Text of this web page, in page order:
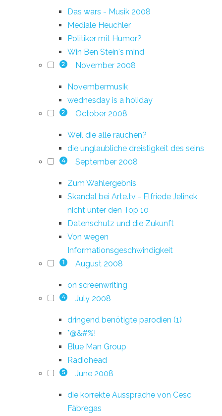
Das wars - Musik 2008
Mediale Heuchler
Politiker mit Humor?
Win Ben Stein's mind
2 November 2008
Novembermusik
wednesday is a holiday
2 October 2008
Weil die alle rauchen?
die unglaubliche dreistigkeit des seins
4 September 2008
Zum Wahlergebnis
Skandal bei Arte.tv - Elfriede Jelinek
nicht unter den Top 10
Datenschutz und die Zukunft
Von wegen
Informationsgeschwindigkeit
1 August 2008
on screenwriting
4 July 2008
dringend benötigte parodien (1)
*@&#%!
Blue Man Group
Radiohead
5 June 2008
die korrekte Aussprache von Cesc
Fàbregas